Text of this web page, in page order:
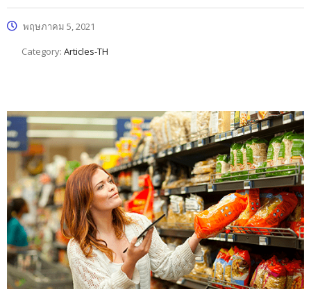
พฤษภาคม 5, 2021
Category: Articles-TH